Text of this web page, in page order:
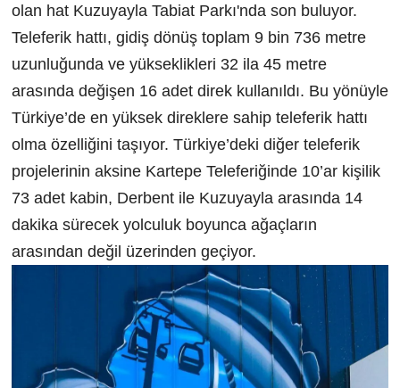
olan hat Kuzuyayla Tabiat Parkı'nda son buluyor.
Teleferik hattı, gidiş dönüş toplam 9 bin 736 metre
uzunluğunda ve yükseklikleri 32 ila 45 metre
arasında değişen 16 adet direk kullanıldı. Bu yönüyle
Türkiye’de en yüksek direklere sahip teleferik hattı
olma özelliğini taşıyor. Türkiye’deki diğer teleferik
projelerinin aksine Kartepe Teleferiğinde 10’ar kişilik
73 adet kabin, Derbent ile Kuzuyayla arasında 14
dakika sürecek yolculuk boyunca ağaçların
arasından değil üzerinden geçiyor.